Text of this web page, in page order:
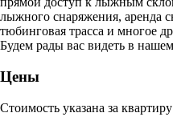
лыжного снаряжения, аренда
тюбинговая трасса и многое
Будем рады вас видеть в
Цены
Стоимость указана за